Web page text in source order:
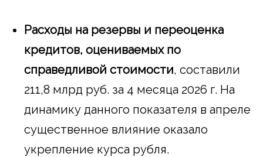
Расходы на резервы и переоценка
кредитов, оцениваемых по
справедливой стоимости, составили
211,8 млрд руб. за 4 месяца 2026 г. На
динамику данного показателя в апреле
существенное влияние оказало
укрепление курса рубля.